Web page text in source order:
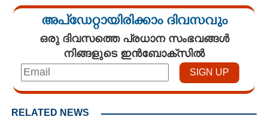
അപ്ഡേറ്റായിരിക്കാം ദിവസവും
ഒരു ദിവസത്തെ പ്രധാന സംഭവങ്ങൾ
നിങ്ങളുടെ ഇൻബോക്സിൽ
RELATED NEWS